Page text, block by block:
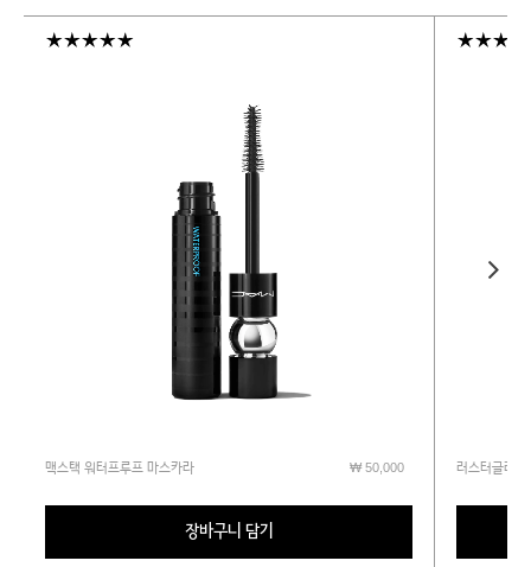
맥스택 워터프루프 마스카라 ₩ 50,000
장바구니 담기
러스터글래스